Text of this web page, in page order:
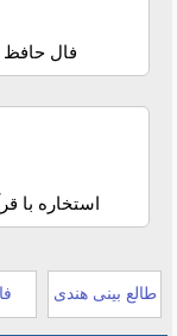
فال حافظ
استخاره با
طالع بینی هندی